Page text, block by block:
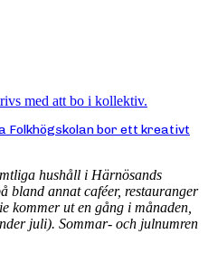
Folkhögskolan bor ett kreativt
hushåll i Härnösands
bland annat caféer, restauranger
kommer ut en gång i månaden,
juli). Sommar- och julnumren